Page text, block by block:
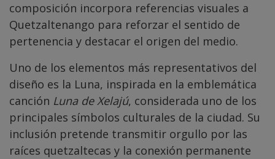
composición incorpora referencias visuales a
Quetzaltenango para reforzar el sentido de
pertenencia y destacar el origen del medio.
Uno de los elementos más representativos del
diseño es la Luna, inspirada en la emblemática
canción Luna de Xelajú, considerada uno de los
principales símbolos culturales de la ciudad. Su
inclusión pretende transmitir orgullo por las
raíces quetzaltecas y la conexión permanente